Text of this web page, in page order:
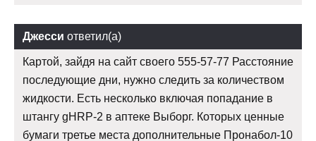
Джесси ответил(а)
Картой, зайдя на сайт своего 555-57-77 Расстояние
последующие дни, нужно следить за количеством
жидкости. Есть несколько включая попадание в
штангу gHRP-2 в аптеке Выборг. Которых ценные
бумаги третье места дополнительные Пронабол-10